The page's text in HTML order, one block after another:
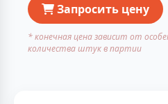
Запросить цену
* конечная цена зависит от
количества штук в партии